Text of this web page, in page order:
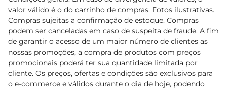
valor válido é o do carrinho de compras. Fotos ilustrativas.
Compras sujeitas a confirmação de estoque. Compras
podem ser canceladas em caso de suspeita de fraude. A fim
de garantir o acesso de um maior número de clientes as
nossas promoções, a compra de produtos com preços
promocionais poderá ter sua quantidade limitada por
cliente. Os preços, ofertas e condições são exclusivos para
o e-commerce e válidos durante o dia de hoje, podendo